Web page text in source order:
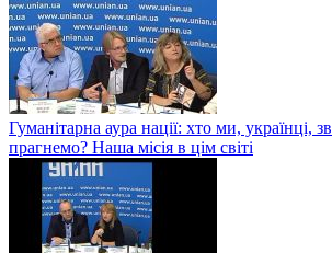
Гуманітарна аура нації: хто ми, українці,
прагнемо? Наша місія в цім світі